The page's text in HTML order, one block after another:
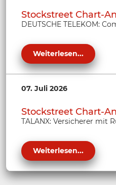
Stockstreet Chart-
DEUTSCHE TELEKOM:
Weiterlesen...
07. Juli 2026
Stockstreet Chart-
TALANX: Versicherer mit
Weiterlesen...